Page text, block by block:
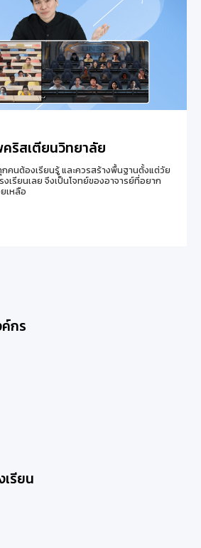
กร
เรียน
คริสเตียนวิทยาลัย
กคนต้องเรียนรู้ และควรสร้างพื้นฐานตั้งแต่วัย
เรียนเลย จึงเป็นโจทย์ของอาจารย์ที่อยาก
เหลือ